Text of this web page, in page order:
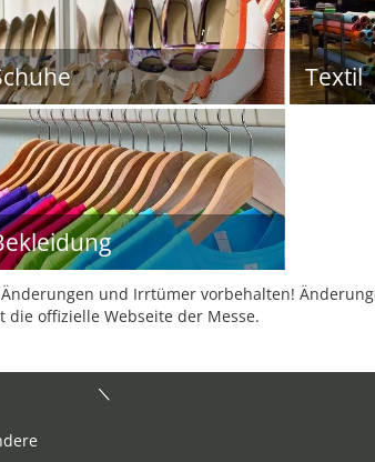
Textil
und Irrtümer vorbehalten!
offizielle Webseite der Messe.